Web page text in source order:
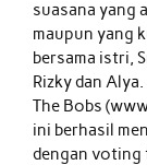
suasana yang
maupun yang
bersama istri,
Rizky dan
The Bobs
ini berhasil
dengan voting